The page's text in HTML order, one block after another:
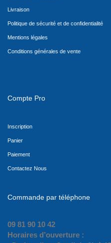
Livraison
Politique de sécurité et de confidentialité
Mentions légales
Conditions générales de vente
Compte Pro
Inscription
Panier
Paiement
Contactez Nous
Commande par téléphone
09 81 90 10 42
Horaires d’ouverture :